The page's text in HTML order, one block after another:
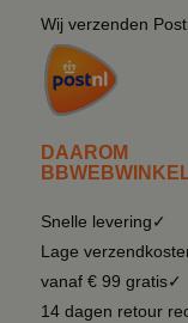
Wij verzenden
DAAROM
Snelle levering✓
Lage
vanaf € 99 gratis✓
14 dagen retour